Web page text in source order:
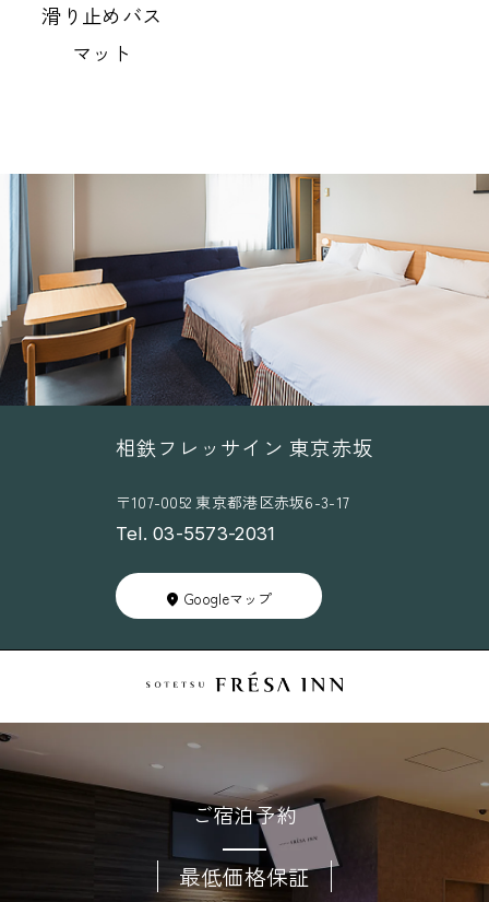
滑り止めバス
マット
相鉄フレッサイン 東京赤坂
〒107-0052 東京都港区赤坂6-3-17
Tel. 03-5573-2031
Googleマップ
ご宿泊予約
最低価格保証